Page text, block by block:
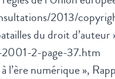
2013/
du droit d’auteur
2-page-37.htm
numérique »,